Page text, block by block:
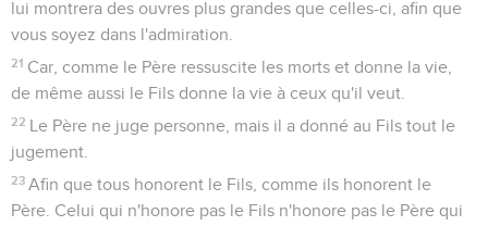
lui montrera des ouvres plus grandes que celles-ci, afin que
vous soyez dans l'admiration.
21 Car, comme le Père ressuscite les morts et donne la vie,
de même aussi le Fils donne la vie à ceux qu'il veut.
22 Le Père ne juge personne, mais il a donné au Fils tout le
jugement.
23 Afin que tous honorent le Fils, comme ils honorent le
Père. Celui qui n'honore pas le Fils n'honore pas le Père qui